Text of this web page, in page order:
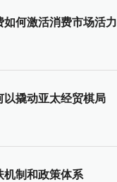
如何激活消费市场活力
以撬动亚太经贸棋局
机制和政策体系